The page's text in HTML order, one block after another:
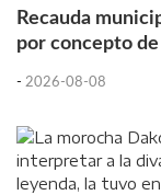
Recauda
por concepto de
- 2026-08-08